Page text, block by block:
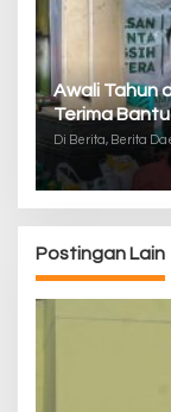
Awali Tahun
Terima
Di Berita, Berita
Postingan Lain